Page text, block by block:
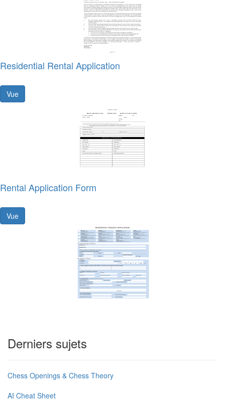
Residential Rental Application
Vue
Rental Application Form
Vue
Derniers sujets
Chess Openings & Chess Theory
AI Cheat Sheet